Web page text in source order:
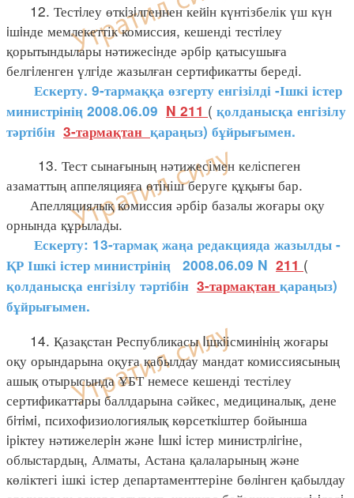
12. Тестiлеу өткiзiлгеннен кейiн күнтізбелік үш күн
iшiнде мемлекеттік комиссия, кешенді тестiлеу
қорытындылары нәтижесiнде әрбiр қатысушыға
белгiленген үлгiде жазылған сертификатты бередi.
Ескерту. 9-тармаққа өзгерту енгізілді -Ішкі істер
министрінің 2008.06.09 N 211 ( қолданысқа енгізілу
тәртібін 3-тармақтан қараңыз) бұйрығымен.
13. Тест сынағының нәтижесімен келіспеген
азаматтың аппеляцияға өтініш беруге құқығы бар.
Апелляциялық комиссия әрбір базалы жоғары оқу
орнында құрылады.
Ескерту: 13-тармақ жаңа редакцияда жазылды -
ҚР Ішкі істер министрінің
2008.06.09 N 211 (
қолданысқа енгізілу тәртібін 3-тармақтан қараңыз)
бұйрығымен.
14. Қазақстан Республикасы Iшкiісминiнiң жоғары
оқу орындарына оқуға қабылдау мандат комиссиясының
ашық отырысында ҰБТ немесе кешенді тестілеу
сертификаттары баллдарына сәйкес, медициналық, дене
бiтiмi, психофизиологиялық көрсеткiштер бойынша
iрiктеу нәтижелерiн және Iшкi iстер министрлiгiне,
облыстардың, Алматы, Астана қалаларының және
көліктегі ішкі істер департаменттеріне бөлiнген қабылдау